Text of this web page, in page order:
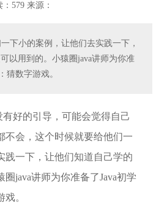
：579 来源：
下小的案例，让他们去实践一下，
以用到的。小猿圈java讲师为你准
猜数字游戏。
有好的引导，可能会觉得自己
不会，这个时候就要给他们一
践一下，让他们知道自己学的
java讲师为你准备了Java初学
。